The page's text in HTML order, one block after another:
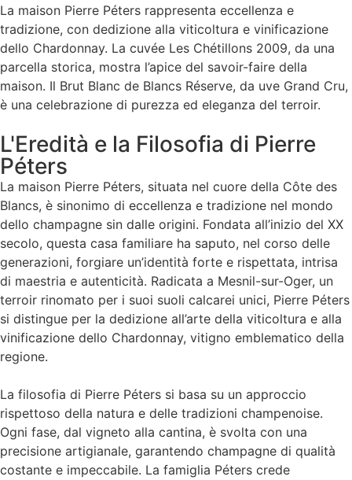
La maison Pierre Péters rappresenta eccellenza e
tradizione, con dedizione alla viticoltura e vinificazione
dello Chardonnay. La cuvée Les Chétillons 2009, da una
parcella storica, mostra l’apice del savoir-faire della
maison. Il Brut Blanc de Blancs Réserve, da uve Grand Cru,
è una celebrazione di purezza ed eleganza del terroir.
L'Eredità e la Filosofia di Pierre
Péters
La maison Pierre Péters, situata nel cuore della Côte des
Blancs, è sinonimo di eccellenza e tradizione nel mondo
dello champagne sin dalle origini. Fondata all’inizio del XX
secolo, questa casa familiare ha saputo, nel corso delle
generazioni, forgiare un’identità forte e rispettata, intrisa
di maestria e autenticità. Radicata a Mesnil-sur-Oger, un
terroir rinomato per i suoi suoli calcarei unici, Pierre Péters
si distingue per la dedizione all’arte della viticoltura e alla
vinificazione dello Chardonnay, vitigno emblematico della
regione.
La filosofia di Pierre Péters si basa su un approccio
rispettoso della natura e delle tradizioni champenoise.
Ogni fase, dal vigneto alla cantina, è svolta con una
precisione artigianale, garantendo champagne di qualità
costante e impeccabile. La famiglia Péters crede